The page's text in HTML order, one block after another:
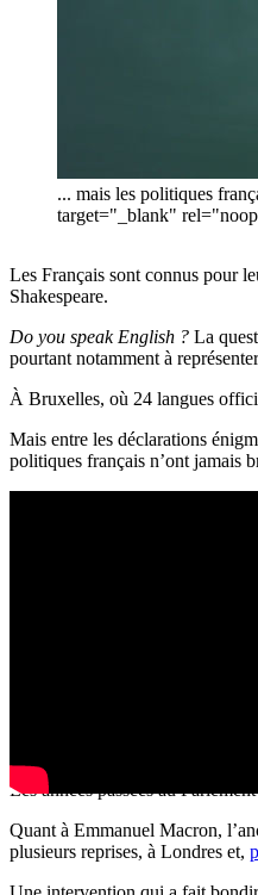
... mais les politiques
target="_blank"
Les Français sont connus pour
Shakespeare.
Do you speak English ? La
pourtant notamment à
À Bruxelles, où 24 langues
Mais entre les déclarations
politiques français n’ont jamais
L’ex-premier ministre et
lors du débat du 25 janvier,
Jean-Luc Mélenchon ne fait
université : « I am very
Étonnamment, malgré les
« My wife may be British, but
Les candidats qui parlent donc
Les années passées au
Quant à Emmanuel Macron,
plusieurs reprises, à Londres et,